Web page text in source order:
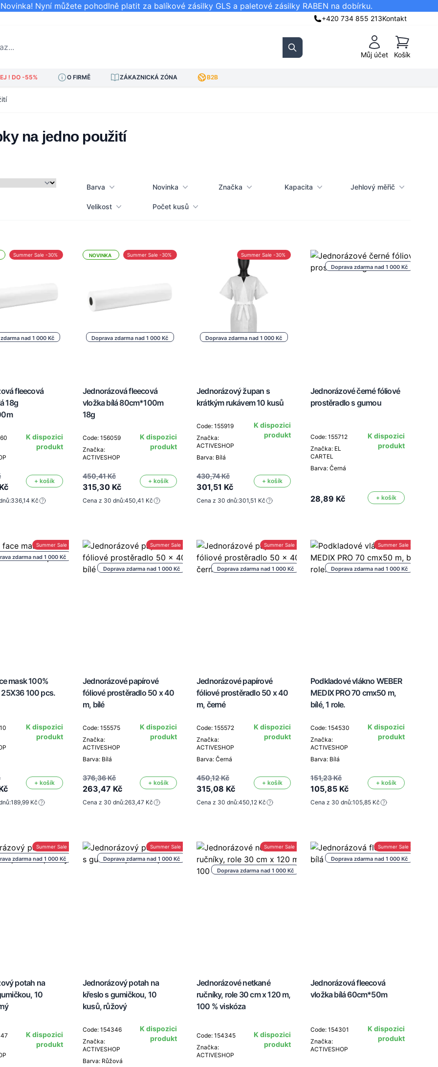
Nyní můžete pohodlně platit za balíkové zásilky GLS a paletové zásilky RABEN na dobírku.
+420 734 855 213Kontakt
Search Můj účet
Košík
Košík
! DO -55% O FIRMĚ ZÁKAZNICKÁ ZÓNA B2B
na jedno použití
Barva Novinka Značka Kapacita Jehlový měřič
Velikost Počet kusů
nad 1 000 Kč
Summer Sale -30%
fleecová
18g
K dispozici
produkt
+ košík
336,14 Kč
Doprava zdarma nad 1 000 Kč
Summer Sale -30%
NOVINKA
Jednorázová fleecová
vložka bílá 80cm*100m
18g
Code: 156059
Značka:
ACTIVESHOP
K dispozici
produkt
450,41 Kč
315,30 Kč
+ košík
Cena z 30 dnů:450,41 Kč
Doprava zdarma nad 1 000 Kč
Summer Sale -30%
Jednorázový župan s
krátkým rukávem 10 kusů
Code: 155919
Značka:
ACTIVESHOP
Barva: Bílá
K dispozici
produkt
430,74 Kč
301,51 Kč
+ košík
Cena z 30 dnů:301,51 Kč
Doprava zdarma nad 1 000 Kč
Jednorázové černé fóliové
prostěradlo s gumou
Code: 155712
Značka: EL
CARTEL
Barva: Černá
K dispozici
produkt
28,89 Kč + košík
zdarma nad 1 000 Kč
Summer Sale -30%
mask 100%
25X36 100 pcs.
K dispozici
produkt
+ košík
189,99 Kč
Doprava zdarma nad 1 000 Kč
Summer Sale -30%
Jednorázové papírové
fóliové prostěradlo 50 x 40
m, bílé
Code: 155575
Značka:
ACTIVESHOP
Barva: Bílá
K dispozici
produkt
376,36 Kč
263,47 Kč
+ košík
Cena z 30 dnů:263,47 Kč
Doprava zdarma nad 1 000 Kč
Summer Sale -30%
Jednorázové papírové
fóliové prostěradlo 50 x 40
m, černé
Code: 155572
Značka:
ACTIVESHOP
Barva: Černá
K dispozici
produkt
450,12 Kč
315,08 Kč
+ košík
Cena z 30 dnů:450,12 Kč
Doprava zdarma nad 1 000 Kč
Summer Sale -30%
Podkladové vlákno WEBER
MEDIX PRO 70 cmx50 m,
bílé, 1 role.
Code: 154530
Značka:
ACTIVESHOP
Barva: Bílá
K dispozici
produkt
151,23 Kč
105,85 Kč
+ košík
Cena z 30 dnů:105,85 Kč
zdarma nad 1 000 Kč
Summer Sale -30%
potah na
10
K dispozici
produkt
Doprava zdarma nad 1 000 Kč
Summer Sale -30%
Jednorázový potah na
křeslo s gumičkou, 10
kusů, růžový
Code: 154346
Značka:
ACTIVESHOP
Barva: Růžová
K dispozici
produkt
Doprava zdarma nad 1 000 Kč
Summer Sale -30%
Jednorázové netkané
ručníky, role 30 cm x 120 m,
100 % viskóza
Code: 154345
Značka:
ACTIVESHOP
K dispozici
produkt
Doprava zdarma nad 1 000 Kč
Summer Sale -30%
Jednorázová fleecová
vložka bílá 60cm*50m
Code: 154301
Značka:
ACTIVESHOP
K dispozici
produkt